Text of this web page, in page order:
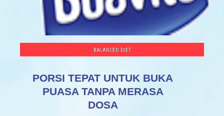
BALANCED DIET
PORSI TEPAT UNTUK BUKA
PUASA TANPA MERASA
DOSA